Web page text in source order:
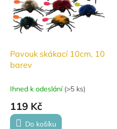
Pavouk skákací 10cm, 10
barev
Ihned k odeslání (>5 ks)
119 Kč
Do košíku